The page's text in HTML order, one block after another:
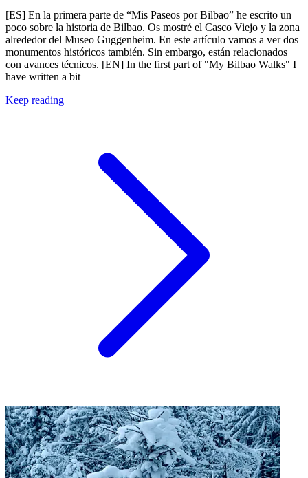
[ES] En la primera parte de “Mis Paseos por Bilbao” he escrito un
poco sobre la historia de Bilbao. Os mostré el Casco Viejo y la zona
alrededor del Museo Guggenheim. En este artículo vamos a ver dos
monumentos históricos también. Sin embargo, están relacionados
con avances técnicos. [EN] In the first part of "My Bilbao Walks" I
have written a bit
Keep reading